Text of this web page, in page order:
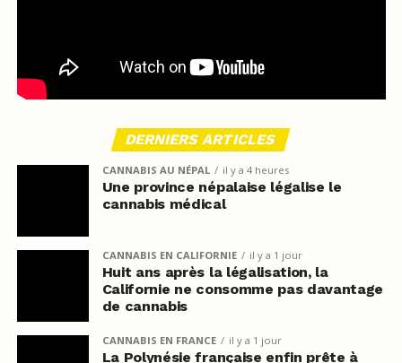
DERNIERS ARTICLES
CANNABIS AU NÉPAL il y a 4 heures
Une province népalaise légalise le
cannabis médical
CANNABIS EN CALIFORNIE il y a 1 jour
Huit ans après la légalisation, la
Californie ne consomme pas davantage
de cannabis
CANNABIS EN FRANCE il y a 1 jour
La Polynésie française enfin prête à